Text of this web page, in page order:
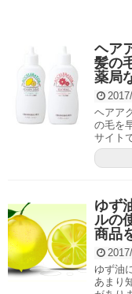
ヘア
髪の
薬局
ヘアア
の毛を
サイト
ゆず
ルの
商品
ゆず油
あまり